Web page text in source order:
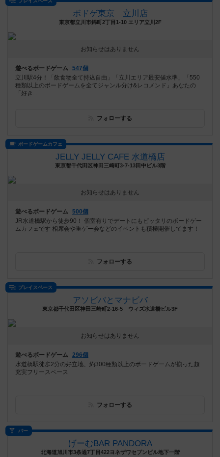
ボドゲ東京 立川店
東京都立川市錦町2丁目1-10 エリア立川2F
お知らせはありません
遊べるボードゲーム 547個
立川駅4分！「飲食物全て持込自由」「立川エリア最安値水準」「550
種類以上のボードゲームを全てジャンル分け&レコメンド」あなたの
「好き...
フォローする
ボードゲームカフェ
JELLY JELLY CAFE 水道橋店
東京都千代田区神田三崎町3-7-13田中ビル3階
お知らせはありません
遊べるボードゲーム 500個
JR水道橋駅から徒歩90！ 個室有りでデートにもピッタリのボードゲー
ムカフェです 相席会や重ゲー会などのイベントも積極開催してます！
フォローする
プレイスペース
アソビバとマナビバ
東京都千代田区神田三崎町2-16-5 ウィズ水道橋ビル3F
お知らせはありません
遊べるボードゲーム 296個
水道橋駅徒歩2分の好立地、約300種類以上のボードゲームが揃った超
充実フリースペース
フォローする
バー
げーむBAR PANDORA
北海道旭川市3条通7丁目422ヨネザワセブンビル地下一階